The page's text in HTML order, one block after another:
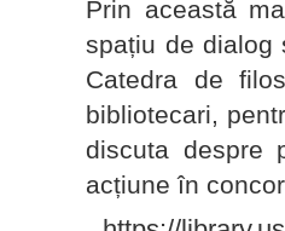
Prin această
spațiu de dialog
Catedra de
bibliotecari,
discuta despre
acțiune în